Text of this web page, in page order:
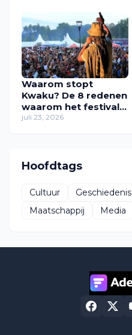
Waarom stopt
Kwaku? De 8 redenen
waarom het festival
in zijn huidige vorm
juli 23, 2026
Hoofdtags
Cultuur Geschiedenis
Maatschappij
Media